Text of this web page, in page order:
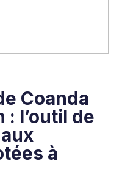
Coanda
: l’outil de
à